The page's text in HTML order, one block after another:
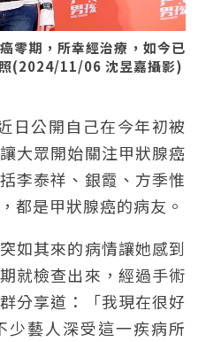
零期，所幸經治療，如今已
(2024/11/06 沈昱嘉攝影)
日公開自己在今年初被
大眾開始關注甲狀腺癌
李泰祥、銀霞、方季惟
都是甲狀腺癌的病友。
如其來的病情讓她感到
就檢查出來，經過手術
分享道：「我現在很好
少藝人深受這一疾病所